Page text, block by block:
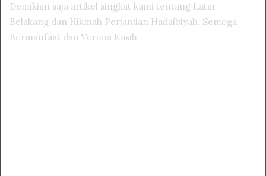
Demikian saja artikel singkat kami tentang Latar
Belakang dan Hikmah Perjanjian Hudaibiyah. Semoga
Bermanfaat dan Terima Kasih